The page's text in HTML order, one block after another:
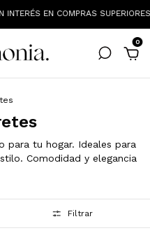
EN COMPRAS SUPERIORES A
0
para tu hogar. Ideales para
Comodidad y elegancia
Filtrar